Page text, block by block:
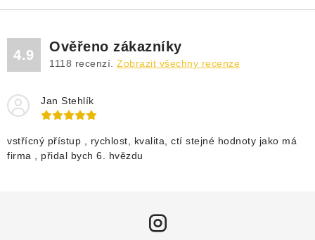
4.9
Ověřeno zákazníky
1118 recenzí. Zobrazit všechny recenze
Jan Stehlík
vstřícný přístup , rychlost, kvalita, ctí stejné hodnoty jako má
firma , přidal bych 6. hvězdu